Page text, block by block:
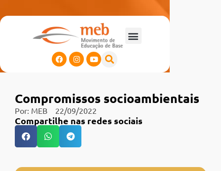
Compromissos socioambientais
Por: MEB 22/09/2022
Compartilhe nas redes sociais